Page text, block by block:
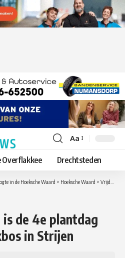
Lettergrootte
aanpassen
Aa
Overflakkee Drechtsteden
in de Hoeksche Waard > Hoeksche Waard > Vrijdag 15 maart is de 4e plantdag voor het Gedenkbos in Strijen
de 4e plantdag
in Strijen